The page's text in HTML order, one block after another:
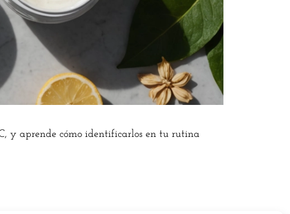
y aprende cómo identificarlos en tu rutina